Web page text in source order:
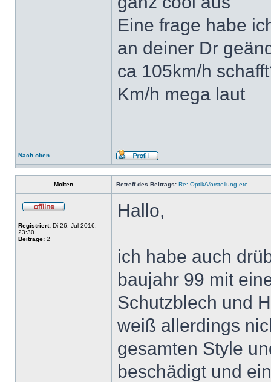
Eine frage habe
an deiner Dr
ca 105km/h
Km/h mega laut
Nach oben
Molten Betreff des Beitrags: Re: Optik/Vorstellung etc.
Registriert: Di 26. Jul 2016,
23:30
Beiträge: 2
Hallo,
ich habe auch
baujahr 99 mit
Schutzblech und
weiß allerdings
gesamten Style
beschädigt und